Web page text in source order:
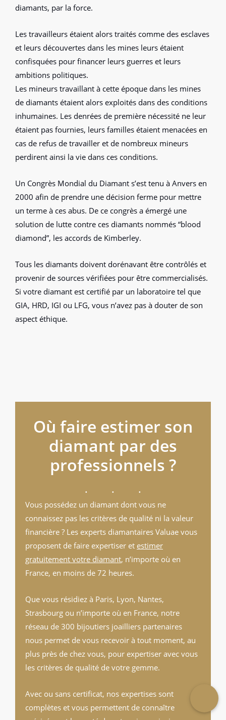
diamants, par la force.
Les travailleurs étaient alors traités comme des esclaves
et leurs découvertes dans les mines leurs étaient
confisquées pour financer leurs guerres et leurs
ambitions politiques.
Les mineurs travaillant à cette époque dans les mines
de diamants étaient alors exploités dans des conditions
inhumaines. Les denrées de première nécessité ne leur
étaient pas fournies, leurs familles étaient menacées en
cas de refus de travailler et de nombreux mineurs
perdirent ainsi la vie dans ces conditions.
Un Congrès Mondial du Diamant s’est tenu à Anvers en
2000 afin de prendre une décision ferme pour mettre
un terme à ces abus. De ce congrès a émergé une
solution de lutte contre ces diamants nommés “blood
diamond”, les accords de Kimberley.
Tous les diamants doivent dorénavant être contrôlés et
provenir de sources vérifiées pour être commercialisés.
Si votre diamant est certifié par un laboratoire tel que
GIA, HRD, IGI ou LFG, vous n’avez pas à douter de son
aspect éthique.
Où faire estimer son
diamant par des
professionnels ?
Vous possédez un diamant dont vous ne
connaissez pas les critères de qualité ni la valeur
financière ? Les experts diamantaires Valuae vous
proposent de faire expertiser et estimer
gratuitement votre diamant, n’importe où en
France, en moins de 72 heures.
Que vous résidiez à Paris, Lyon, Nantes,
Strasbourg ou n’importe où en France, notre
réseau de 300 bijoutiers joailliers partenaires
nous permet de vous recevoir à tout moment, au
plus près de chez vous, pour expertiser avec vous
les critères de qualité de votre gemme.
Avec ou sans certificat, nos expertises sont
complètes et vous permettent de connaître